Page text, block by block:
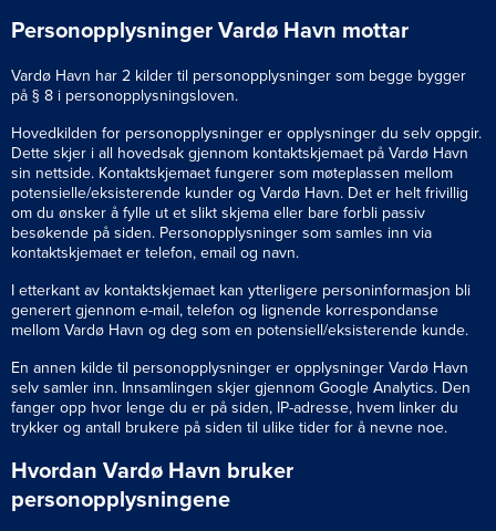
Personopplysninger Vardø Havn mottar
Vardø Havn har 2 kilder til personopplysninger som begge bygger
på § 8 i personopplysningsloven.
Hovedkilden for personopplysninger er opplysninger du selv oppgir.
Dette skjer i all hovedsak gjennom kontaktskjemaet på Vardø Havn
sin nettside. Kontaktskjemaet fungerer som møteplassen mellom
potensielle/eksisterende kunder og Vardø Havn. Det er helt frivillig
om du ønsker å fylle ut et slikt skjema eller bare forbli passiv
besøkende på siden. Personopplysninger som samles inn via
kontaktskjemaet er telefon, email og navn.
I etterkant av kontaktskjemaet kan ytterligere personinformasjon bli
generert gjennom e-mail, telefon og lignende korrespondanse
mellom Vardø Havn og deg som en potensiell/eksisterende kunde.
En annen kilde til personopplysninger er opplysninger Vardø Havn
selv samler inn. Innsamlingen skjer gjennom Google Analytics. Den
fanger opp hvor lenge du er på siden, IP-adresse, hvem linker du
trykker og antall brukere på siden til ulike tider for å nevne noe.
Hvordan Vardø Havn bruker
personopplysningene